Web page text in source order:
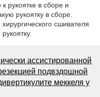
рукоятке в сборе и
рукоятку в сборе.
сшивателя
ассистированной
подвздошной
меккеля у